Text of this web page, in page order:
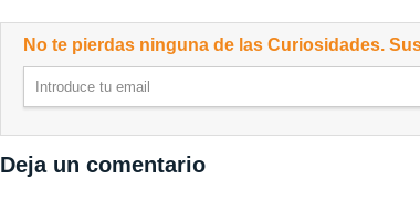
No te pierdas ninguna de las Curiosidades.
Deja un comentario